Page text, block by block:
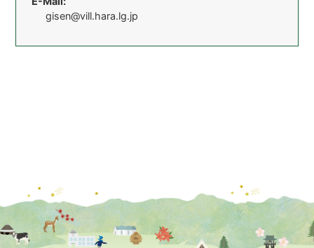
gisen@vill.hara.lg.jp